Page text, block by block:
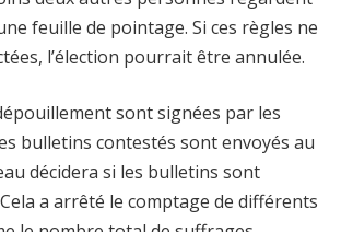
feuille de pointage. Si ces règles ne
l’élection pourrait être annulée.
sont signées par les
bulletins contestés sont envoyés au
décidera si les bulletins sont
a arrêté le comptage de différents